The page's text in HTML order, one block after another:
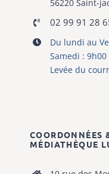
56220 Saint-
02 99 91 28
Du lundi au
Samedi : 9h00
Levée du
COORDONNÉES
MÉDIATHÈQUE